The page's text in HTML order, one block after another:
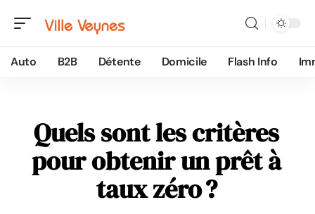
Auto B2B Détente Domicile Flash Info
Quels sont les critères
pour obtenir un prêt à
taux zéro ?